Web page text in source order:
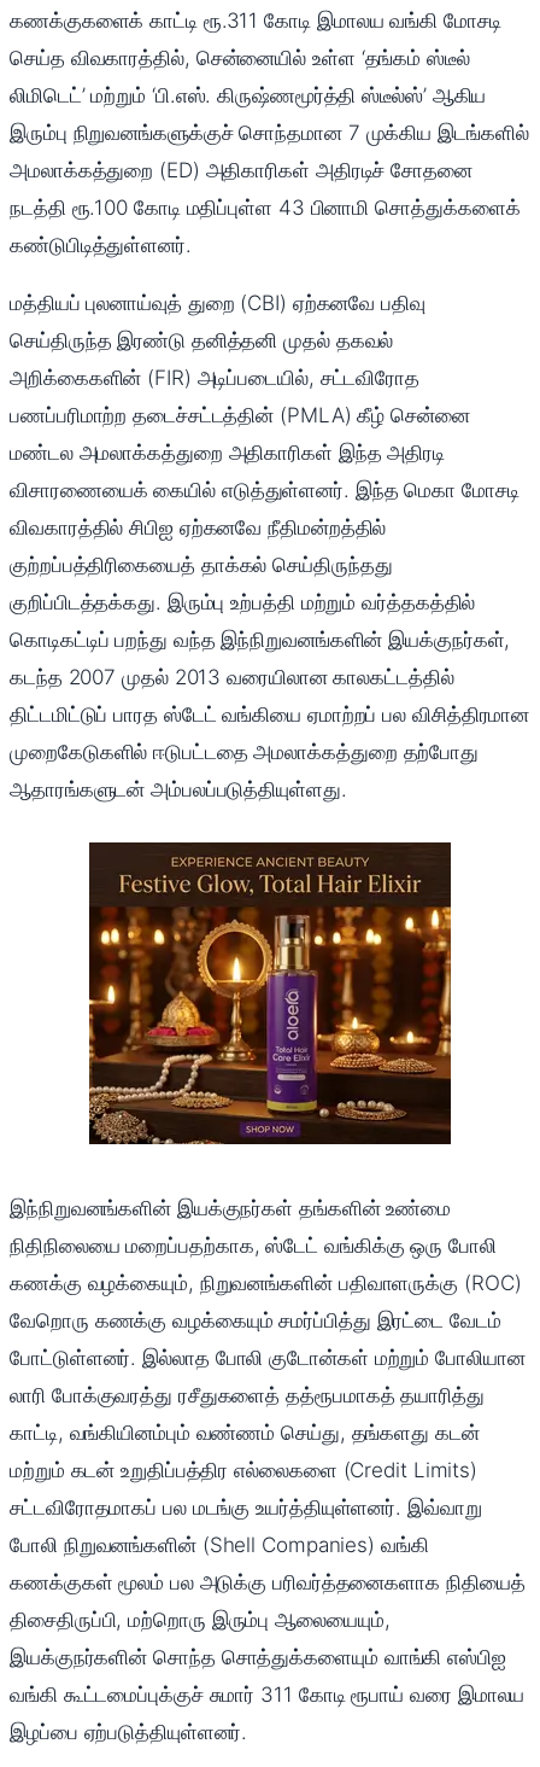
கணக்குகளைக் காட்டி ரூ.311 கோடி இமாலய வங்கி மோசடி
செய்த விவகாரத்தில், சென்னையில் உள்ள ‘தங்கம் ஸ்டீல்
லிமிடெட்’ மற்றும் ‘பி.எஸ். கிருஷ்ணமூர்த்தி ஸ்டீல்ஸ்’ ஆகிய
இரும்பு நிறுவனங்களுக்குச் சொந்தமான 7 முக்கிய இடங்களில்
அமலாக்கத்துறை (ED) அதிகாரிகள் அதிரடிச் சோதனை
நடத்தி ரூ.100 கோடி மதிப்புள்ள 43 பினாமி சொத்துக்களைக்
கண்டுபிடித்துள்ளனர்.
மத்தியப் புலனாய்வுத் துறை (CBI) ஏற்கனவே பதிவு
செய்திருந்த இரண்டு தனித்தனி முதல் தகவல்
அறிக்கைகளின் (FIR) அடிப்படையில், சட்டவிரோத
பணப்பரிமாற்ற தடைச்சட்டத்தின் (PMLA) கீழ் சென்னை
மண்டல அமலாக்கத்துறை அதிகாரிகள் இந்த அதிரடி
விசாரணையைக் கையில் எடுத்துள்ளனர். இந்த மெகா மோசடி
விவகாரத்தில் சிபிஐ ஏற்கனவே நீதிமன்றத்தில்
குற்றப்பத்திரிகையைத் தாக்கல் செய்திருந்தது
குறிப்பிடத்தக்கது. இரும்பு உற்பத்தி மற்றும் வர்த்தகத்தில்
கொடிகட்டிப் பறந்து வந்த இந்நிறுவனங்களின் இயக்குநர்கள்,
கடந்த 2007 முதல் 2013 வரையிலான காலகட்டத்தில்
திட்டமிட்டுப் பாரத ஸ்டேட் வங்கியை ஏமாற்றப் பல விசித்திரமான
முறைகேடுகளில் ஈடுபட்டதை அமலாக்கத்துறை தற்போது
ஆதாரங்களுடன் அம்பலப்படுத்தியுள்ளது.
இந்நிறுவனங்களின் இயக்குநர்கள் தங்களின் உண்மை
நிதிநிலையை மறைப்பதற்காக, ஸ்டேட் வங்கிக்கு ஒரு போலி
கணக்கு வழக்கையும், நிறுவனங்களின் பதிவாளருக்கு (ROC)
வேறொரு கணக்கு வழக்கையும் சமர்ப்பித்து இரட்டை வேடம்
போட்டுள்ளனர். இல்லாத போலி குடோன்கள் மற்றும் போலியான
லாரி போக்குவரத்து ரசீதுகளைத் தத்ரூபமாகத் தயாரித்து
காட்டி, வங்கியினம்பும் வண்ணம் செய்து, தங்களது கடன்
மற்றும் கடன் உறுதிப்பத்திர எல்லைகளை (Credit Limits)
சட்டவிரோதமாகப் பல மடங்கு உயர்த்தியுள்ளனர். இவ்வாறு
போலி நிறுவனங்களின் (Shell Companies) வங்கி
கணக்குகள் மூலம் பல அடுக்கு பரிவர்த்தனைகளாக நிதியைத்
திசைதிருப்பி, மற்றொரு இரும்பு ஆலையையும்,
இயக்குநர்களின் சொந்த சொத்துக்களையும் வாங்கி எஸ்பிஐ
வங்கி கூட்டமைப்புக்குச் சுமார் 311 கோடி ரூபாய் வரை இமாலய
இழப்பை ஏற்படுத்தியுள்ளனர்.